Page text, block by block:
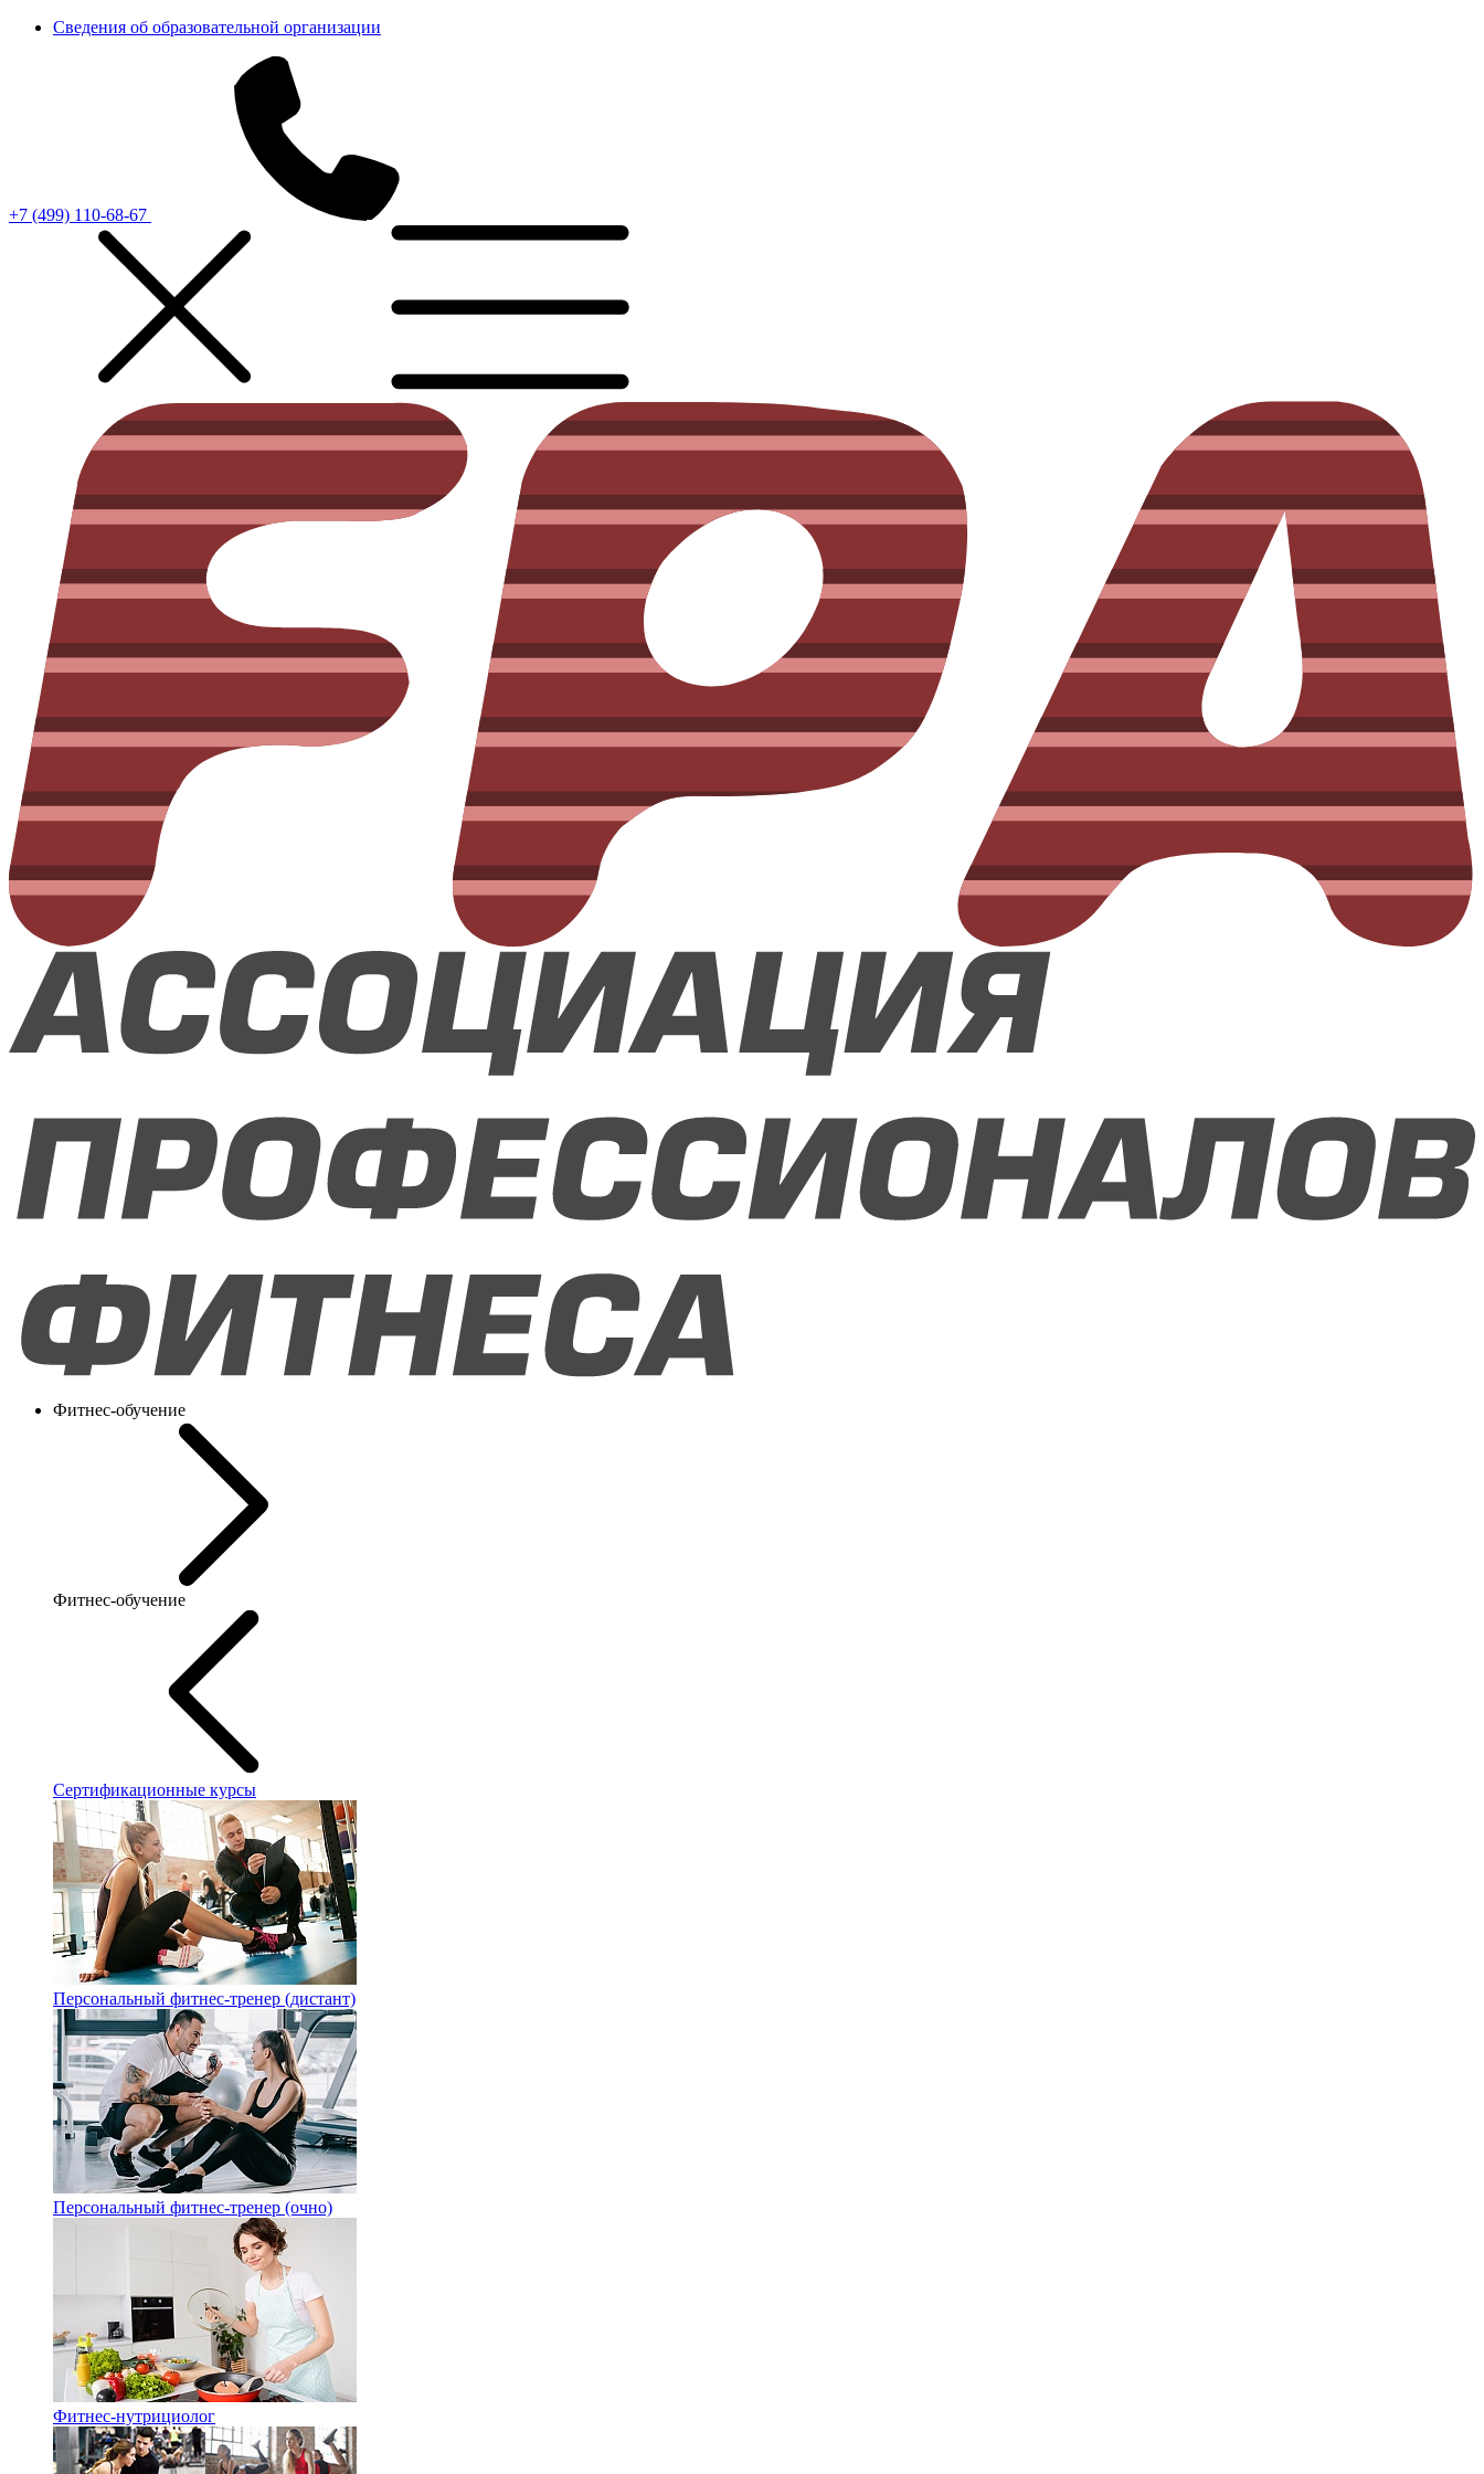
Сведения об образовательной организации
+7 (499) 110-68-67
Фитнес-обучение
Фитнес-обучение
Сертификационные курсы
Персональный фитнес-тренер (дистант)
Персональный фитнес-тренер (очно)
Фитнес-нутрициолог